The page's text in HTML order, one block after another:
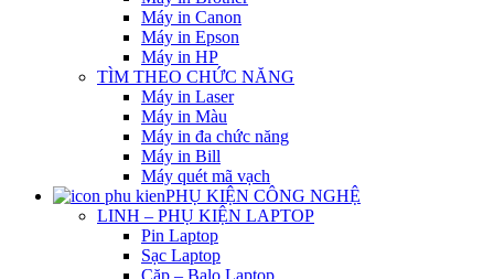
Máy in Canon
Máy in Epson
Máy in HP
TÌM THEO CHỨC NĂNG
Máy in Laser
Máy in Màu
Máy in đa chức năng
Máy in Bill
Máy quét mã vạch
PHỤ KIỆN CÔNG NGHỆ
LINH – PHỤ KIỆN LAPTOP
Pin Laptop
Sạc Laptop
Cặp – Balo Laptop